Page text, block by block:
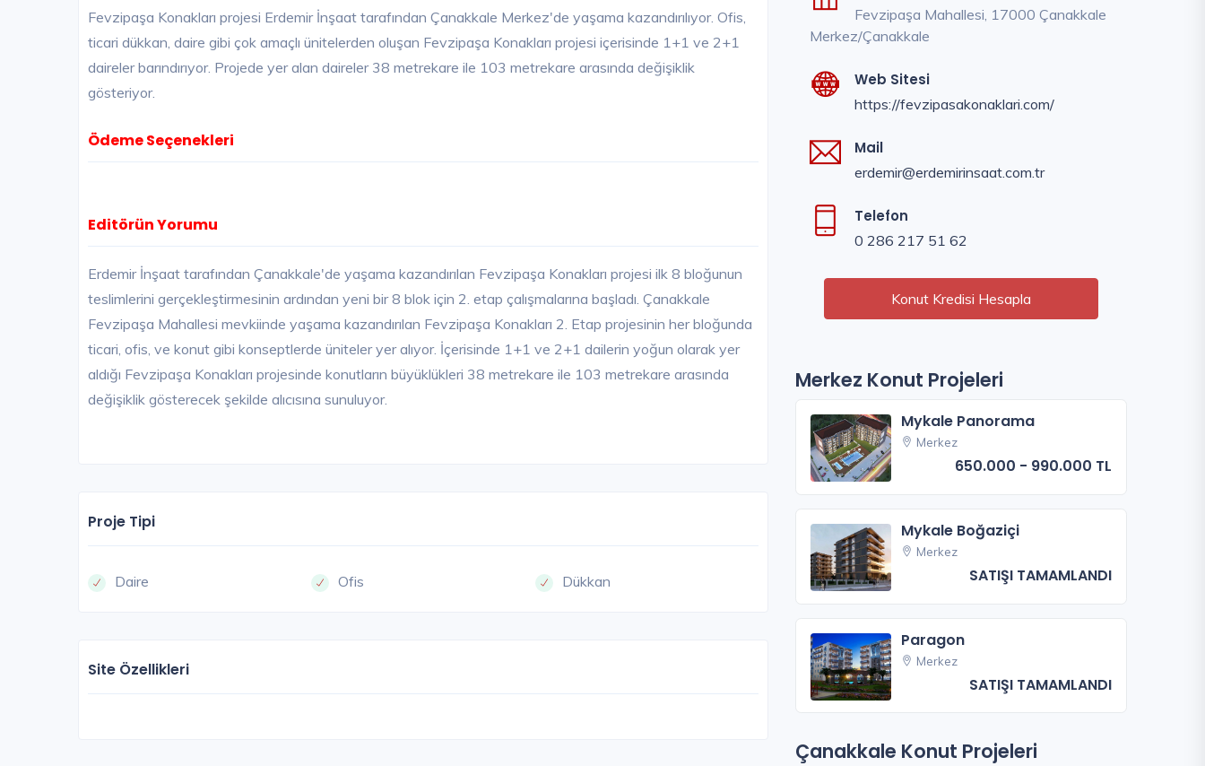
Fevzipaşa Konakları projesi Erdemir İnşaat tarafından Çanakkale Merkez'de yaşama kazandırılıyor. Ofis,
ticari dükkan, daire gibi çok amaçlı ünitelerden oluşan Fevzipaşa Konakları projesi içerisinde 1+1 ve 2+1
daireler barındırıyor. Projede yer alan daireler 38 metrekare ile 103 metrekare arasında değişiklik
gösteriyor.
Ödeme Seçenekleri
Editörün Yorumu
Erdemir İnşaat tarafından Çanakkale'de yaşama kazandırılan Fevzipaşa Konakları projesi ilk 8 bloğunun
teslimlerini gerçekleştirmesinin ardından yeni bir 8 blok için 2. etap çalışmalarına başladı. Çanakkale
Fevzipaşa Mahallesi mevkiinde yaşama kazandırılan Fevzipaşa Konakları 2. Etap projesinin her bloğunda
ticari, ofis, ve konut gibi konseptlerde üniteler yer alıyor. İçerisinde 1+1 ve 2+1 dailerin yoğun olarak yer
aldığı Fevzipaşa Konakları projesinde konutların büyüklükleri 38 metrekare ile 103 metrekare arasında
değişiklik gösterecek şekilde alıcısına sunuluyor.
Proje Tipi
Daire Ofis Dükkan
Site Özellikleri
Fevzipaşa Mahallesi, 17000 Çanakkale
Merkez/Çanakkale
Web Sitesi
https://fevzipasakonaklari.com/
Mail
erdemir@erdemirinsaat.com.tr
Telefon
0 286 217 51 62
Konut Kredisi Hesapla
Merkez Konut Projeleri
Mykale Panorama
Merkez
650.000 - 990.000 TL
Mykale Boğaziçi
Merkez
SATIŞI TAMAMLANDI
Paragon
Merkez
SATIŞI TAMAMLANDI
Çanakkale Konut Projeleri